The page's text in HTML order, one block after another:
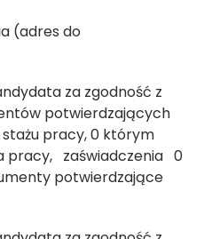
(adres do
za zgodność z
potwierdzających
pracy, 0 którym
pracy, zaświadczenia 0
potwierdzające